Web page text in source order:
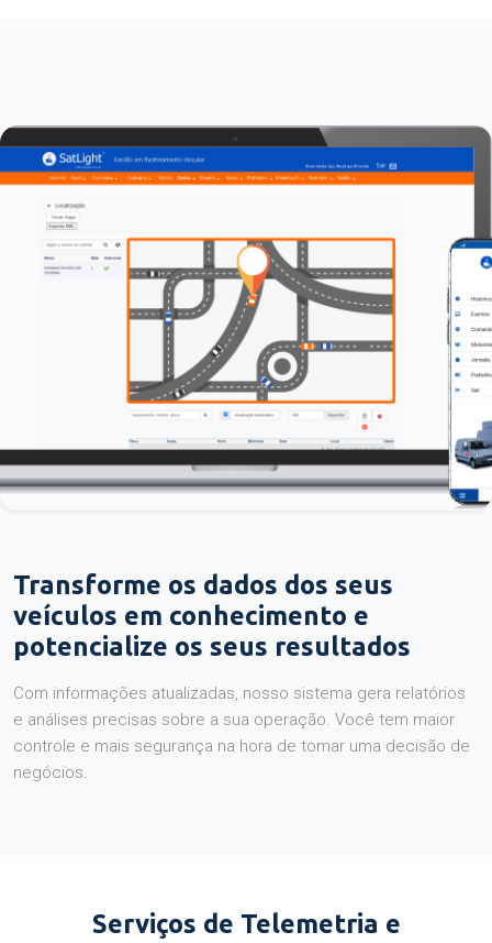
Transforme os dados dos seus
veículos em conhecimento e
potencialize os seus resultados
Com informações atualizadas, nosso sistema gera relatórios
e análises precisas sobre a sua operação. Você tem maior
controle e mais segurança na hora de tomar uma decisão de
negócios.
Serviços de Telemetria e